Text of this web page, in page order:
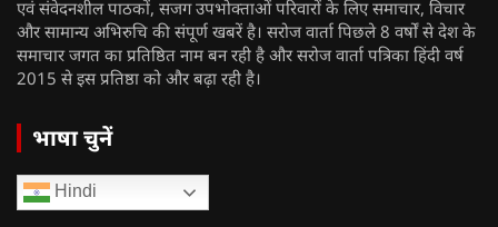
एवं संवेदनशील पाठकों, सजग उपभोक्ताओं परिवारों के लिए समाचार, विचार
और सामान्य अभिरुचि की संपूर्ण खबरें है। सरोज वार्ता पिछले 8 वर्षों से देश के
समाचार जगत का प्रतिष्ठित नाम बन रही है और सरोज वार्ता पत्रिका हिंदी वर्ष
2015 से इस प्रतिष्ठा को और बढ़ा रही है।
भाषा चुनें
Hindi